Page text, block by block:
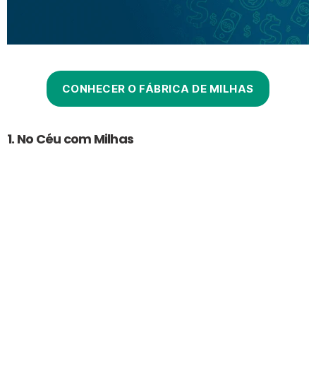
CONHECER O FÁBRICA DE MILHAS
1. No Céu com Milhas